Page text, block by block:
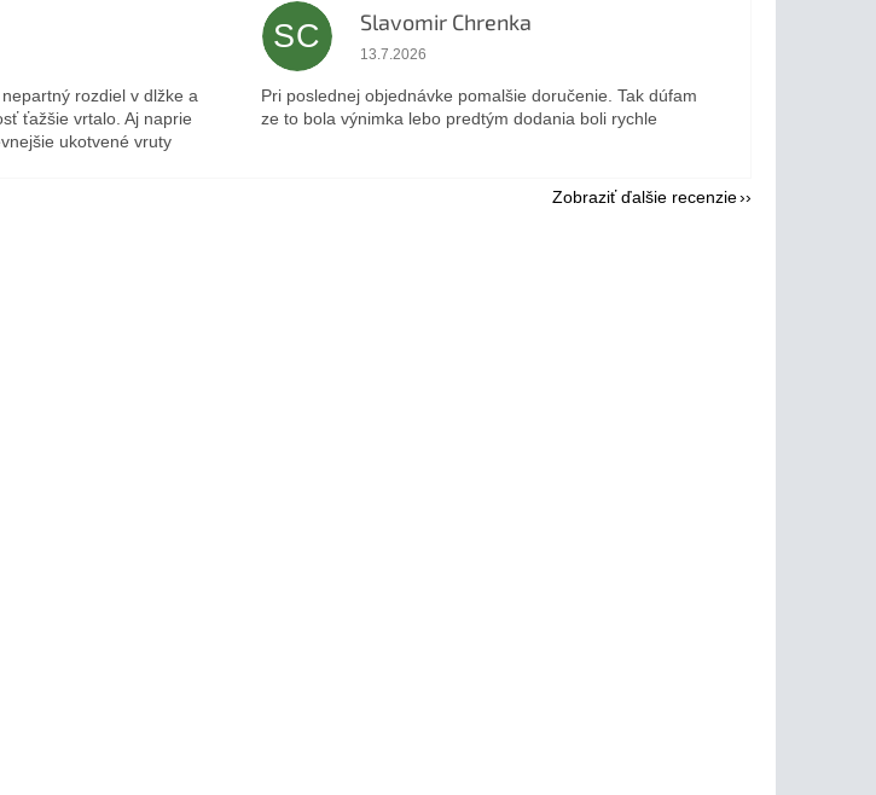
je 5 z 5 hviezdičiek.
rozdiel v dlžke a
ťažšie vrtalo. Aj naprie
ukotvené vruty
SC Slavomir Chrenka
Hodnotenie obchodu je 5 z 5 hviezdičiek.
13.7.2026
Pri poslednej objednávke pomalšie doručenie. Tak dúfam
ze to bola výnimka lebo predtým dodania boli rychle
Zobraziť ďalšie recenzie